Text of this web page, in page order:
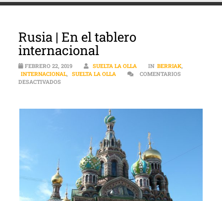
Rusia | En el tablero
internacional
FEBRERO 22, 2019 SUELTA LA OLLA IN BERRIAK,
INTERNACIONAL, SUELTA LA OLLA
COMENTARIOS
DESACTIVADOSEN RUSIA | EN EL TABLERO INTERNACIONAL